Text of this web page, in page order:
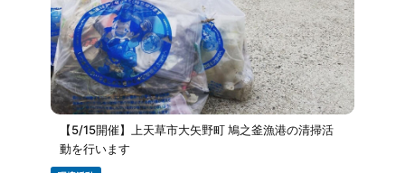
【5/15開催】上天草市大矢野町 鳩之釜漁港の清掃活
動を行います